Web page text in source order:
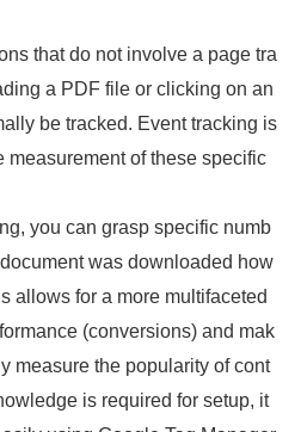
that do not involve a page tra
a PDF file or clicking on an
be tracked. Event tracking is
measurement of these specific
you can grasp specific numb
was downloaded how
allows for a more multifaceted
(conversions) and mak
measure the popularity of cont
is required for setup, it